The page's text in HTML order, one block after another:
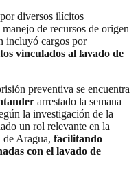
diversos ilícitos
de recursos de origen
incluyó cargos por
vinculados al lavado de
preventiva se encuentra
arrestado la semana
la investigación de la
un rol relevante en la
Aragua, facilitando
con el lavado de